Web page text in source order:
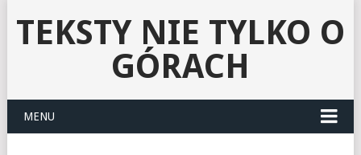
TEKSTY NIE TYLKO O
GÓRACH
MENU